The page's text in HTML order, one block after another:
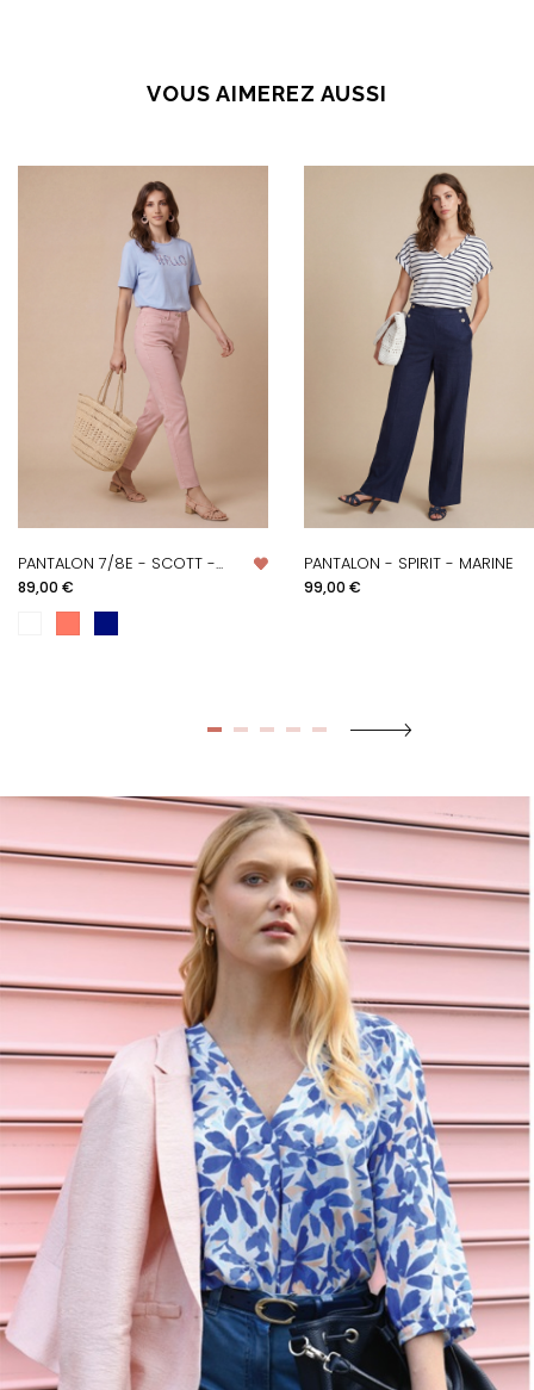
VOUS AIMEREZ AUSSI
PANTALON 7/8E - SCOTT -...
Prix
89,00 €
PANTALON - SPIRIT - MARINE
Prix
99,00 €